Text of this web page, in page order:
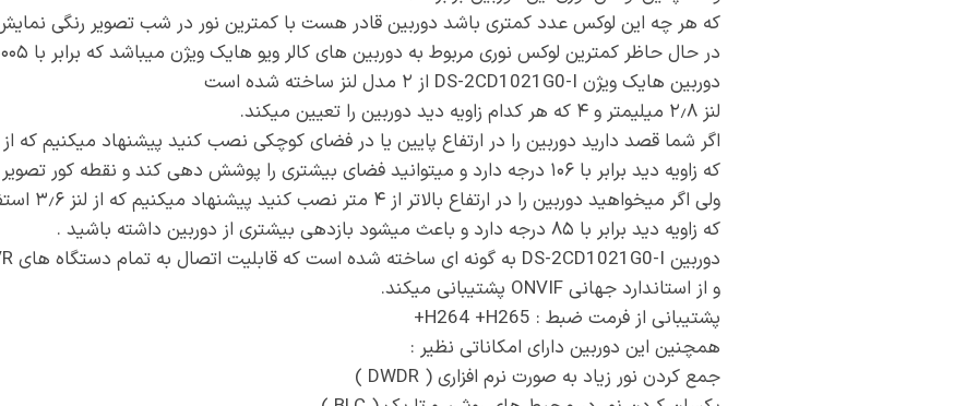
که هر چه این لوکس عدد کمتری باشد دوربین قادر هست با کمترین نور در شب تصویر رنگی
در حال حاظر کمترین لوکس نوری مربوط به دوربین های کالر ویو هایک ویژن میباشد که برابر با ۰٫۰۰۰۵ میباشد.
دوربین هایک ویژن DS-2CD1021G0-I از ۲ مدل لنز ساخته شده است
لنز ۲٫۸ میلیمتر و ۴ که هر کدام زاویه دید دوربین را تعیین میکند.
اگر شما قصد دارید دوربین را در ارتفاع پایین یا در فضای کوچکی نصب کنید پیشنهاد میکنیم که از لنز ۲٫۸ استفاده
که زاویه دید برابر با ۱۰۶ درجه دارد و میتوانید فضای بیشتری را پوشش دهی کند و نقطه کور تصویر شما را به حداقل برساند.
ولی اگر میخواهید دوربین را در ارتفاع بالاتر از ۴ متر نصب کنید پیشنهاد میکنیم که از لنز ۳٫۶ استفاده کنید
که زاویه دید برابر با ۸۵ درجه دارد و باعث میشود بازدهی بیشتری از دوربین داشته باشید .
دوربین DS-2CD1021G0-I به گونه ای ساخته شده است که قابلیت اتصال به تمام دستگاه های NVR را دارد
و از استاندارد جهانی ONVIF پشتیبانی میکند.
پشتیبانی از فرمت ضبط : H264 +H265+
همچنین این دوربین دارای امکاناتی نظیر :
جمع کردن نور زیاد به صورت نرم افزاری ( DWDR )